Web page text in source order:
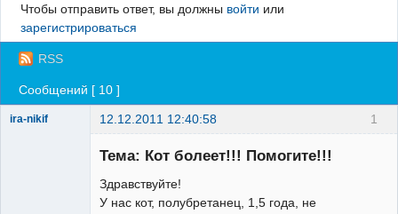
Вход
Чтобы отправить ответ, вы должны войти или
зарегистрироваться
RSS
Сообщений [ 10 ]
1
ira-nikif 12.12.2011 12:40:58
Зарегистрированный
Тема: Кот болеет!!! Помогите!!!
Здравствуйте!
У нас кот, полубретанец, 1,5 года, не